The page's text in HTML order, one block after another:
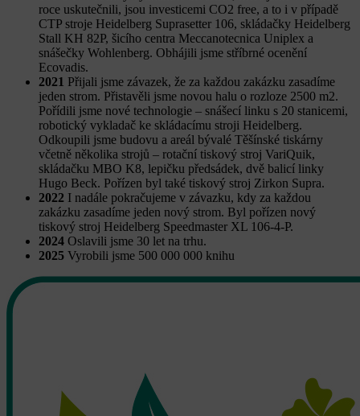
roce uskutečnili, jsou investicemi CO2 free, a to i v případě
CTP stroje Heidelberg Suprasetter 106, skládačky Heidelberg
Stall KH 82P, šicího centra Meccanotecnica Uniplex a
snášečky Wohlenberg. Obhájili jsme stříbrné ocenění
Ecovadis.
2021 Přijali jsme závazek, že za každou zakázku zasadíme
jeden strom. Přistavěli jsme novou halu o rozloze 2500 m2.
Pořídili jsme nové technologie – snášecí linku s 20 stanicemi,
robotický vykladač ke skládacímu stroji Heidelberg.
Odkoupili jsme budovu a areál bývalé Těšínské tiskárny
včetně několika strojů – rotační tiskový stroj VariQuik,
skládačku MBO K8, lepičku předsádek, dvě balicí linky
Hugo Beck. Pořízen byl také tiskový stroj Zirkon Supra.
2022 I nadále pokračujeme v závazku, kdy za každou
zakázku zasadíme jeden nový strom. Byl pořízen nový
tiskový stroj Heidelberg Speedmaster XL 106-4-P.
2024 Oslavili jsme 30 let na trhu.
2025 Vyrobili jsme 500 000 000 knihu